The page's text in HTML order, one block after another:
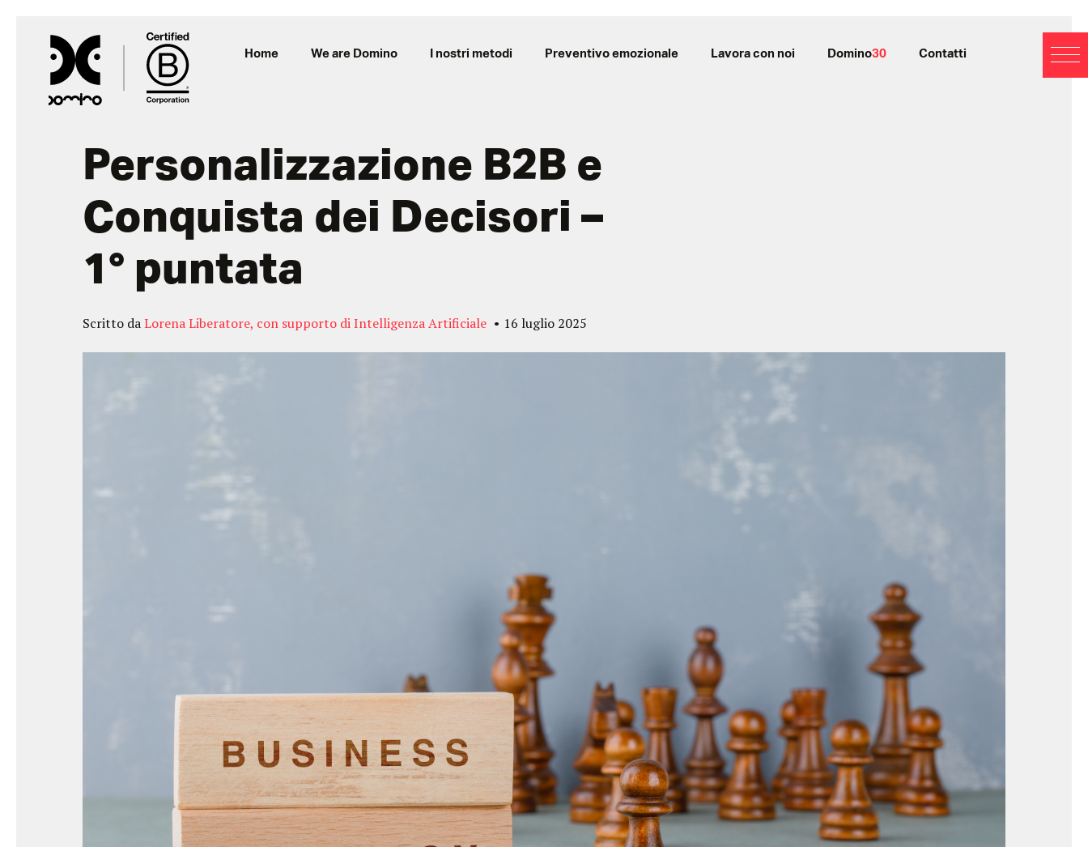
Home We are Domino I nostri metodi Preventivo emozionale Lavora con noi Domino30 Contatti
Personalizzazione B2B e
Conquista dei Decisori –
1° puntata
Scritto daLorena Liberatore, con supporto di Intelligenza Artificiale 16 luglio 2025